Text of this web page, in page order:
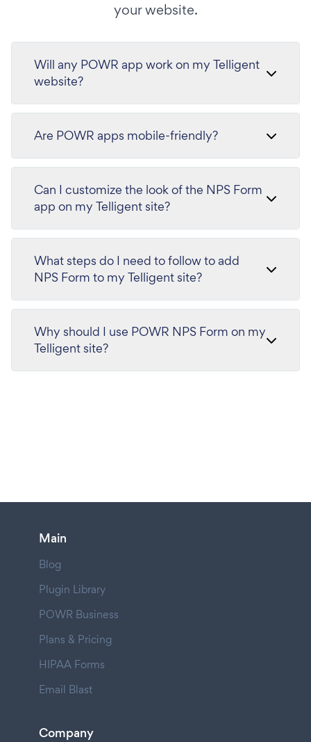
your website.
Will any POWR app work on my Telligent
website?
Are POWR apps mobile-friendly?
Can I customize the look of the NPS Form
app on my Telligent site?
What steps do I need to follow to add
NPS Form to my Telligent site?
Why should I use POWR NPS Form on my
Telligent site?
Main
Blog
Plugin Library
POWR Business
Plans & Pricing
HIPAA Forms
Email Blast
Company